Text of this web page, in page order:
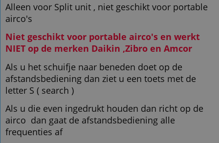
Alleen voor Split unit , niet geschikt voor portable
airco's
Niet geschikt voor portable airco's en werkt
NIET op de merken Daikin ,Zibro en Amcor
Als u het schuifje naar beneden doet op de
afstandsbediening dan ziet u een toets met de
letter S ( search )
Als u die even ingedrukt houden dan richt op de
airco dan gaat de afstandsbediening alle
frequenties af